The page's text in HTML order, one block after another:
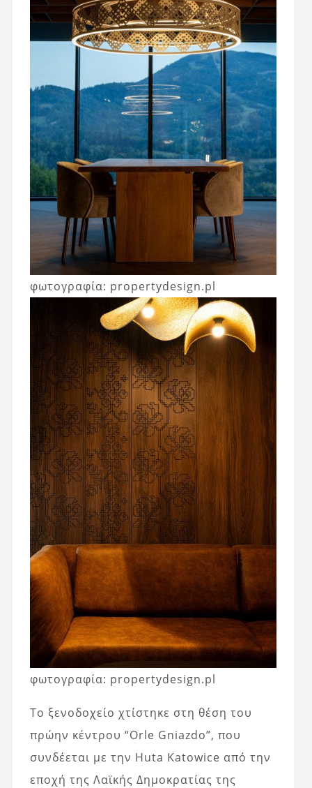
φωτογραφία: propertydesign.pl
φωτογραφία: propertydesign.pl
Το ξενοδοχείο χτίστηκε στη θέση του
πρώην κέντρου “Orle Gniazdo”, που
συνδέεται με την Huta Katowice από την
εποχή της Λαϊκής Δημοκρατίας της